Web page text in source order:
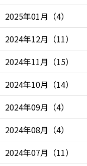
2025年01月 （4）
2024年12月 （11）
2024年11月 （15）
2024年10月 （14）
2024年09月 （4）
2024年08月 （4）
2024年07月 （11）